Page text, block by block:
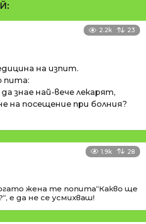
2.2k 23
на изпит.
пита:
знае най-вече лекарят,
на посещение при болния?
1.9k 28
жена те попита“Какво ще
е да не се усмихваш!